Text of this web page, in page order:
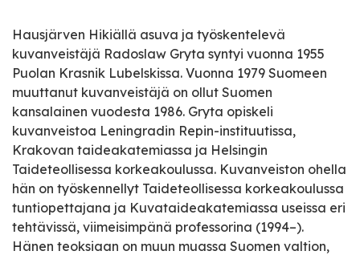
Hausjärven Hikiällä asuva ja työskentelevä
kuvanveistäjä Radoslaw Gryta syntyi vuonna 1955
Puolan Krasnik Lubelskissa. Vuonna 1979 Suomeen
muuttanut kuvanveistäjä on ollut Suomen
kansalainen vuodesta 1986. Gryta opiskeli
kuvanveistoa Leningradin Repin-instituutissa,
Krakovan taideakatemiassa ja Helsingin
Taideteollisessa korkeakoulussa. Kuvanveiston ohella
hän on työskennellyt Taideteollisessa korkeakoulussa
tuntiopettajana ja Kuvataideakatemiassa useissa eri
tehtävissä, viimeisimpänä professorina (1994–).
Hänen teoksiaan on muun muassa Suomen valtion,